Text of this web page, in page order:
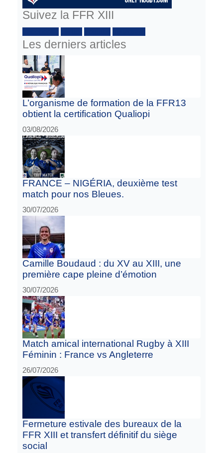
Suivez la FFR XIII
Les derniers articles
L’organisme de formation de la FFR13
obtient la certification Qualiopi
03/08/2026
FRANCE – NIGÉRIA, deuxième test
match pour nos Bleues.
30/07/2026
Camille Boudaud : du XV au XIII, une
première cape pleine d’émotion
30/07/2026
Match amical international Rugby à XIII
Féminin : France vs Angleterre
26/07/2026
Fermeture estivale des bureaux de la
FFR XIII et transfert définitif du siège
social